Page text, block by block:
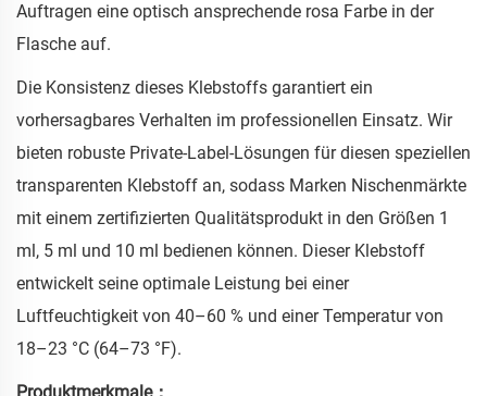
Auftragen eine optisch ansprechende rosa Farbe in der
Flasche auf.
Die Konsistenz dieses Klebstoffs garantiert ein
vorhersagbares Verhalten im professionellen Einsatz. Wir
bieten robuste Private-Label-Lösungen für diesen speziellen
transparenten Klebstoff an, sodass Marken Nischenmärkte
mit einem zertifizierten Qualitätsprodukt in den Größen 1
ml, 5 ml und 10 ml bedienen können. Dieser Klebstoff
entwickelt seine optimale Leistung bei einer
Luftfeuchtigkeit von 40–60 % und einer Temperatur von
18–23 °C (64–73 °F).